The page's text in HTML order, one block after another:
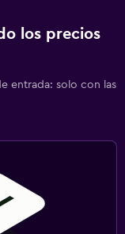
los precios
entrada: solo con las